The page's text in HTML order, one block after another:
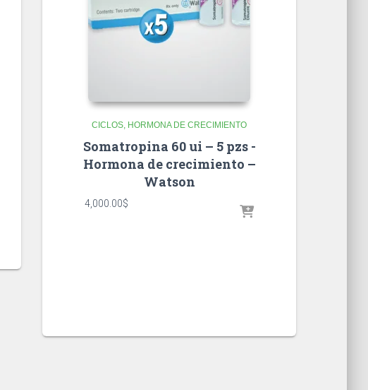
CICLOS HORMONA DE CRECIMIENTO
Somatropina 60 ui – 5 pzs -
Hormona de crecimiento –
Watson
4,000.00$